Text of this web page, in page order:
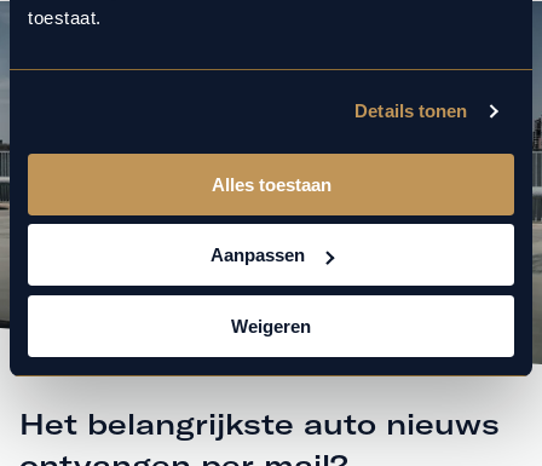
toestaat.
Details tonen
Alles toestaan
Aanpassen
Weigeren
Het belangrijkste auto nieuws